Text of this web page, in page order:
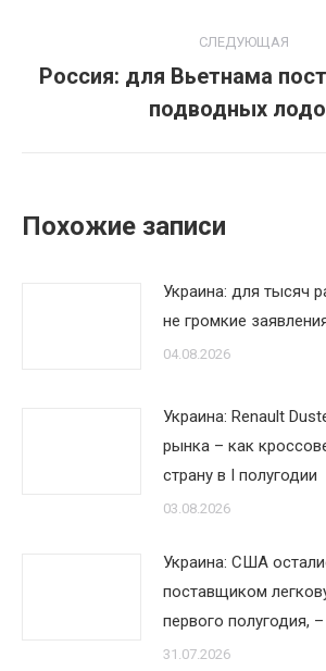
СЛЕДУЮЩАЯ
запись:
Россия: для Вьетнама
подводных
Похожие записи
Украина: для тысяч
не громкие
04.08.2026
Украина: Renault
рынка – как
страну в I полугодии
03.08.2026
Украина: США
поставщиком
первого полугодия,
31.07.2026